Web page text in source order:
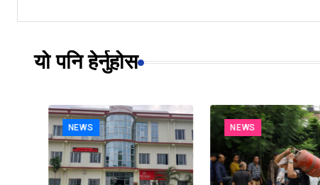
यो पनि हेर्नुहोस
NEWS NEWS